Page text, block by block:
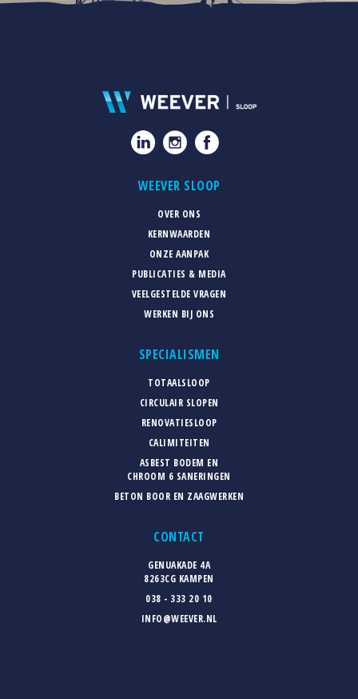
WEEVER SLOOP
OVER ONS
KERNWAARDEN
ONZE AANPAK
PUBLICATIES & MEDIA
VEELGESTELDE VRAGEN
WERKEN BIJ ONS
SPECIALISMEN
TOTAALSLOOP
CIRCULAIR SLOPEN
RENOVATIESLOOP
CALIMITEITEN
ASBEST BODEM EN
CHROOM 6 SANERINGEN
BETON BOOR EN ZAAGWERKEN
CONTACT
GENUAKADE 4A
8263CG KAMPEN
038 - 333 20 10
INFO@WEEVER.NL